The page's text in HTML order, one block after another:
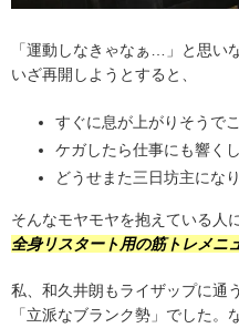
「運動しなきゃなぁ…」と思い
いざ再開しようとすると、
すぐに息が上がりそうで
ケガしたら仕事にも響く
どうせまた三日坊主にな
そんなモヤモヤを抱えている人
全身リスタート用の筋トレメニ
私、和久井朗もライザップに通
「立派なブランク勢」でした。